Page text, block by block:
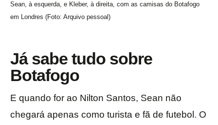
Sean, à esquerda, e Kleber, à direita, com as camisas do Botafogo
em Londres (Foto: Arquivo pessoal)
Já sabe tudo sobre
Botafogo
E quando for ao Nilton Santos, Sean não
chegará apenas como turista e fã de futebol. O